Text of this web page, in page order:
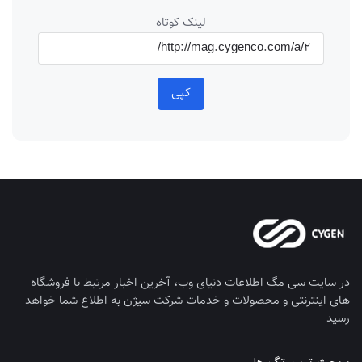
لینک کوتاه
کپی
در سایت سی مگ اطلاعات دنیای وب، آخرین اخبار مرتبط با فروشگاه
های اینترنتی و محصولات و خدمات شرکت سیژن به اطلاع شما خواهد
رسید